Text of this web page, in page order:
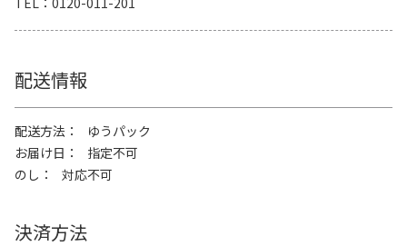
配送情報
配送方法
ゆうパック
お届け日
指定不可
のし
対応不可
決済方法